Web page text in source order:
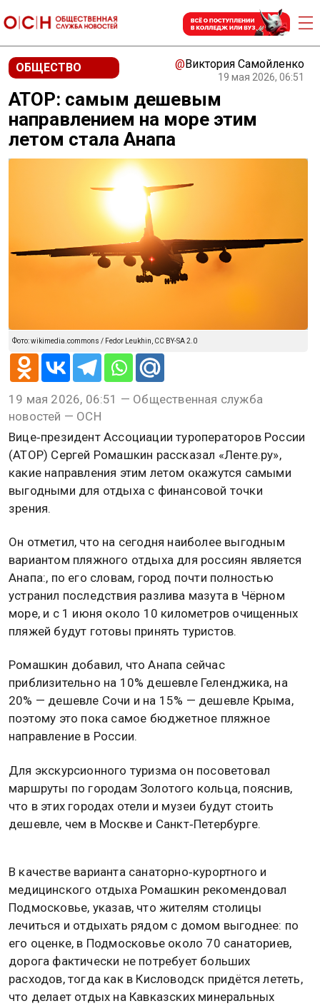
ОБЩЕСТВО @Виктория Самойленко
19 мая 2026, 06:51
АТОР: самым дешевым
направлением на море этим
летом стала Анапа
Фото: wikimedia.commons / Fedor Leukhin, CC BY-SA 2.0
19 мая 2026, 06:51 — Общественная служба
новостей — ОСН
Вице‑президент Ассоциации туроператоров России
(АТОР) Сергей Ромашкин рассказал «Ленте.ру»,
какие направления этим летом окажутся самыми
выгодными для отдыха с финансовой точки
зрения.
Он отметил, что на сегодня наиболее выгодным
вариантом пляжного отдыха для россиян является
Анапа:, по его словам, город почти полностью
устранил последствия разлива мазута в Чёрном
море, и с 1 июня около 10 километров очищенных
пляжей будут готовы принять туристов.
Ромашкин добавил, что Анапа сейчас
приблизительно на 10% дешевле Геленджика, на
20% — дешевле Сочи и на 15% — дешевле Крыма,
поэтому это пока самое бюджетное пляжное
направление в России.
Для экскурсионного туризма он посоветовал
маршруты по городам Золотого кольца, пояснив,
что в этих городах отели и музеи будут стоить
дешевле, чем в Москве и Санкт‑Петербурге.
В качестве варианта санаторно‑курортного и
медицинского отдыха Ромашкин рекомендовал
Подмосковье, указав, что жителям столицы
лечиться и отдыхать рядом с домом выгоднее: по
его оценке, в Подмосковье около 70 санаториев,
дорога фактически не потребует больших
расходов, тогда как в Кисловодск придётся лететь,
что делает отдых на Кавказских минеральных